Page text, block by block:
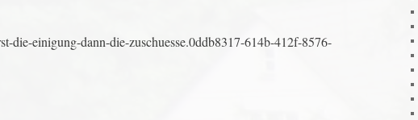
die-einigung-dann-die-zuschuesse.0ddb8317-614b-412f-8576-